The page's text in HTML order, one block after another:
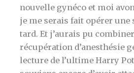
nouvelle gynéco et moi
je me serais fait opérer une
tard. Et j’aurais pu
récupération d’anesthésie
lecture de l’ultime Harry